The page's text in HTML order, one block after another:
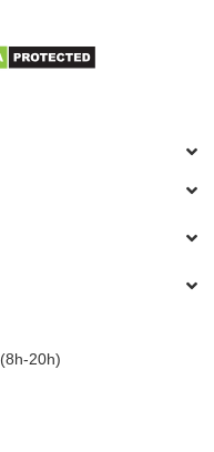
(8h-20h)